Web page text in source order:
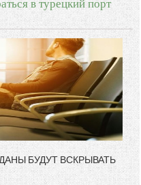
в турецкий порт
БУДУТ ВСКРЫВАТЬ